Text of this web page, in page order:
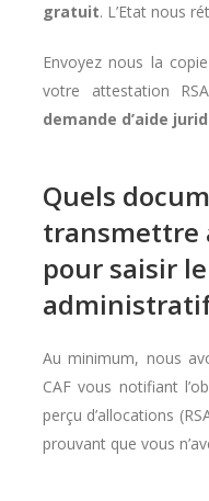
gratuit. L’Etat nous
Envoyez nous la
votre attestation
demande d’aide
Quels
transmettre
pour saisir
Au minimum, nous
CAF vous notifiant
perçu d’allocations
prouvant que vous